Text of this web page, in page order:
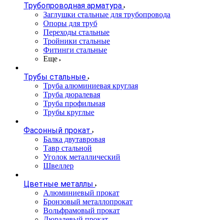
Трубопроводная арматура
Заглушки стальные для трубопровода
Опоры для труб
Переходы стальные
Тройники стальные
Фитинги стальные
Еще
Трубы стальные
Труба алюминиевая круглая
Труба дюралевая
Труба профильная
Трубы круглые
Фасонный прокат
Балка двутавровая
Тавр стальной
Уголок металлический
Швеллер
Цветные металлы
Алюминиевый прокат
Бронзовый металлопрокат
Вольфрамовый прокат